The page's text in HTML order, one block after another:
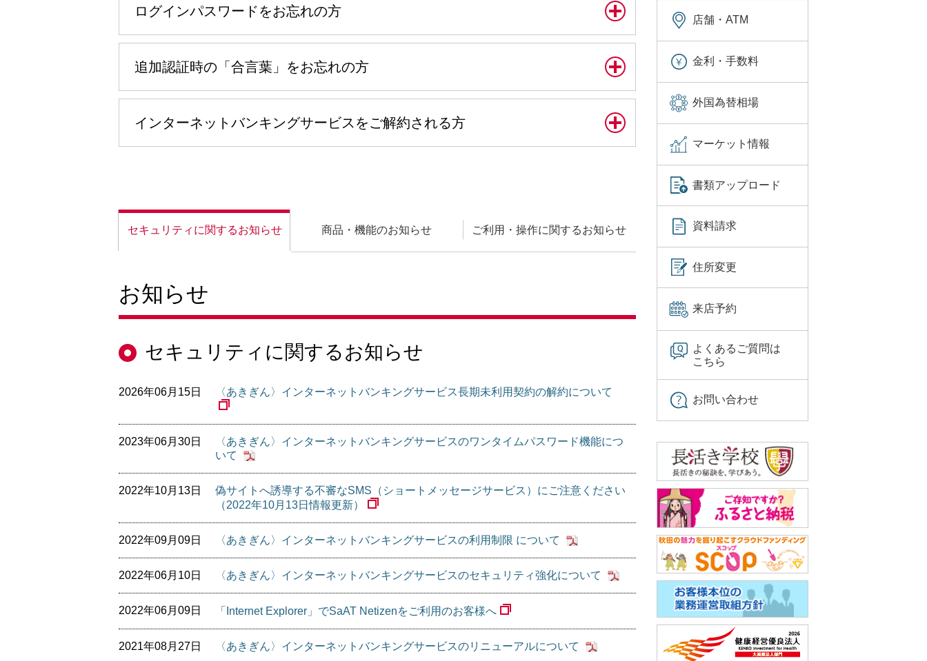
ログインパスワードをお忘れの方
追加認証時の「合言葉」をお忘れの方
インターネットバンキングサービスをご解約される方
セキュリティに関するお知らせ 商品・機能のお知らせ ご利用・操作に関するお知らせ
お知らせ
セキュリティに関するお知らせ
2026年06月15日 〈あきぎん〉インターネットバンキングサービス長期未利用契約の解約について
2023年06月30日
〈あきぎん〉インターネットバンキングサービスのワンタイムパスワード機能につ
いて
2022年10月13日
偽サイトへ誘導する不審なSMS（ショートメッセージサービス）にご注意ください
（2022年10月13日情報更新）
2022年09月09日 〈あきぎん〉インターネットバンキングサービスの利用制限 について
2022年06月10日 〈あきぎん〉インターネットバンキングサービスのセキュリティ強化について
2022年06月09日 「Internet Explorer」でSaAT Netizenをご利用のお客様へ
2021年08月27日 〈あきぎん〉インターネットバンキングサービスのリニューアルについて
店舗・ATM
金利・手数料
外国為替相場
マーケット情報
書類アップロード
資料請求
住所変更
来店予約
よくあるご質問は
こちら
お問い合わせ